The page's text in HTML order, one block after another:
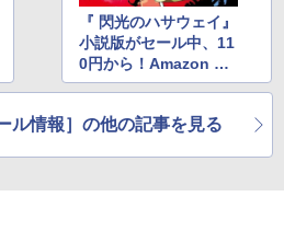
『 閃光のハサウェイ』
小説版がセール中、11
0円から！Amazon Ki
ndleストアでセール
ル情報］の他の記事を見る